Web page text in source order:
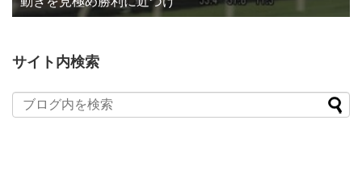
サイト内検索